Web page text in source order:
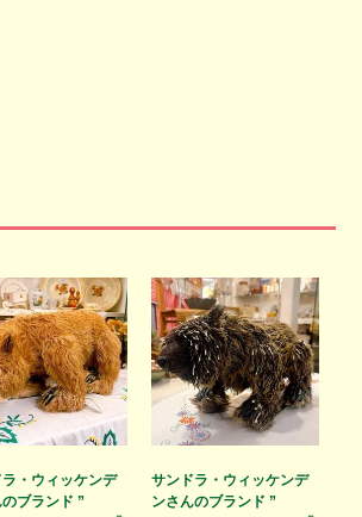
・ウィッケンデ
ブランド ”
サンドラ・ウィッケンデ
ンさんのブランド ”